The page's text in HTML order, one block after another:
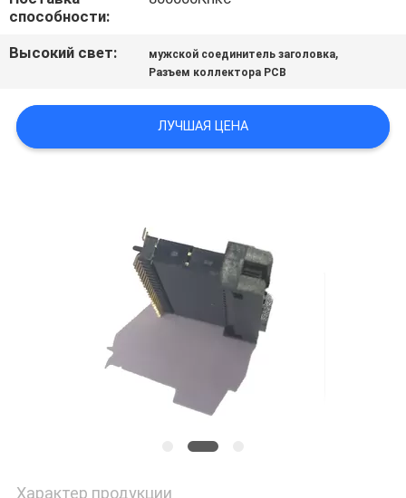
POLICY
способности:
Высокий свет: мужской соединитель заголовка,
Разъем коллектора PCB
ЛУЧШАЯ ЦЕНА
Характер продукции